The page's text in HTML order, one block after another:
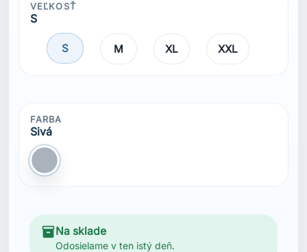
VEĽKOSŤ
S
S M XL XXL
FARBA
Sivá
Sivá
inventory_2Na sklade
Odosielame v ten istý deň.